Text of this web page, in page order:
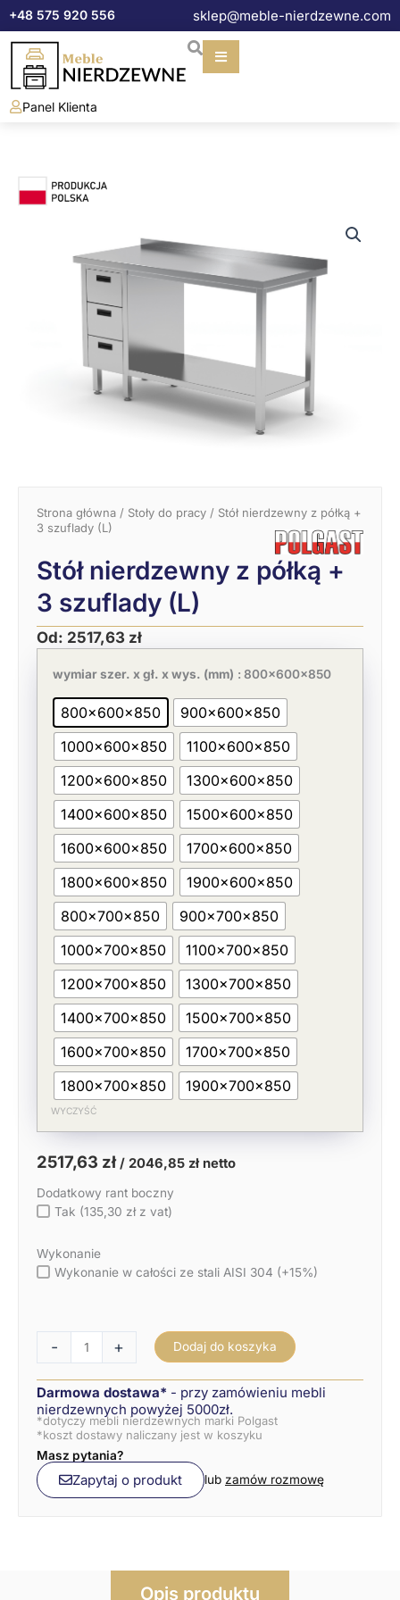
do+48 575 920 556 sklep@meble-nierdzewne.com
Panel Klienta
Strona główna / Stoły do pracy / Stół nierdzewny z półką +
3 szuflady (L)
Stół nierdzewny z półką +
3 szuflady (L)
Od: 2517,63 zł
wymiar szer. x gł. x wys. (mm) : 800x600x850
800x600x850
900x600x850
1000x600x850
1100x600x850
1200x600x850
1300x600x850
1400x600x850
1500x600x850
1600x600x850
1700x600x850
1800x600x850
1900x600x850
800x700x850
900x700x850
1000x700x850
1100x700x850
1200x700x850
1300x700x850
1400x700x850
1500x700x850
1600x700x850
1700x700x850
1800x700x850
1900x700x850
WYCZYŚĆ
Pierwotna
cena
wynosiła:
3873,27 zł.
2517,63 zł
Aktualna
cena
wynosi:
2517,63 zł.
/ 2046,85 złnetto
Dodatkowy rant boczny
Tak (135,30 zł z vat)
Wykonanie
Wykonanie w całości ze stali AISI 304 (+15%)
-
Stół
nierdzewny
półką
szuflady
+ Dodaj do koszyka
Darmowa dostawa* - przy zamówieniu mebli
nierdzewnych powyżej 5000zł.
*dotyczy mebli nierdzewnych marki Polgast
*koszt dostawy naliczany jest w koszyku
Masz pytania?
Zapytaj o produkt lub zamów rozmowę
Opis produktu